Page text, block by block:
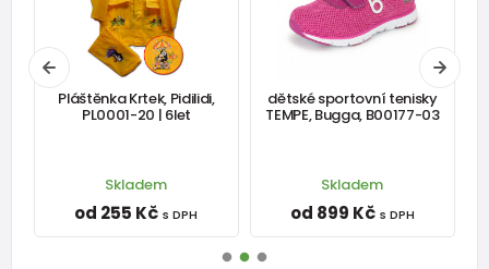
Pláštěnka Krtek, Pidilidi,
PL0001-20 | 6let
Skladem
od 255 Kč s DPH
dětské sportovní tenisky
TEMPE, Bugga, B00177-03
Skladem
od 899 Kč s DPH